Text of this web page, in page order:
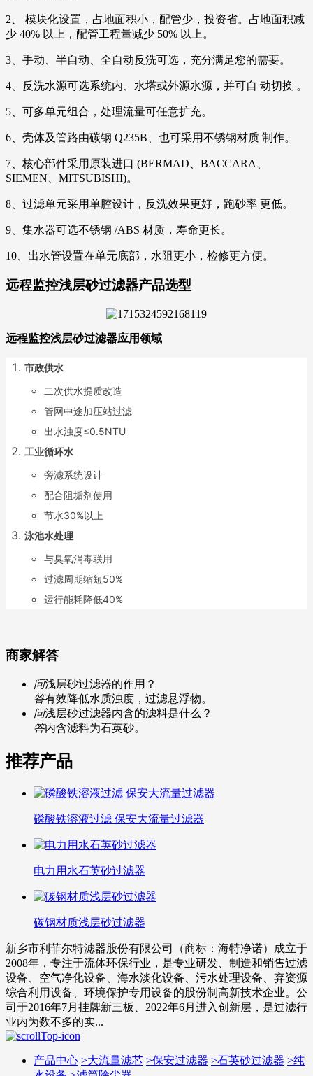
2、 模块化设置，占地面积小，配管少，投资省。占地面积减
少 40% 以上，配管工程量减少 50% 以上。
3、手动、半自动、全自动反洗可选，充分满足您的需要。
4、反洗水源可选系统内、水塔或外源水源，并可自 动切换 。
5、可多单元组合，处理流量可任意扩充。
6、壳体及管路由碳钢 Q235B、也可采用不锈钢材质 制作。
7、核心部件采用原装进口 (BERMAD、BACCARA、
SIEMEN、MITSUBISHI)。
8、过滤单元采用单腔设计，反洗效果更好，跑砂率 更低。
9、集水器可选不锈钢 /ABS 材质，寿命更长。
10、出水管设置在单元底部，水阻更小，检修更方便。
远程监控浅层砂过滤器产品选型
远程监控浅层砂过滤器应用领域
市政供水
二次供水提质改造
管网中途加压站过滤
出水浊度≤0.5NTU
工业循环水
旁滤系统设计
配合阻垢剂使用
节水30%以上
泳池水处理
与臭氧消毒联用
过滤周期缩短50%
运行能耗降低40%
商家解答
问浅层砂过滤器的作用？
答有效降低水质浊度，过滤悬浮物。
问浅层砂过滤器内含的滤料是什么？
答内含滤料为石英砂。
推荐产品
磷酸铁溶液过滤 保安大流量过滤器
电力用水石英砂过滤器
碳钢材质浅层砂过滤器
新乡市利菲尔特滤器股份有限公司（商标：海特净诺）成立于
2008年，专注于流体环保行业，是专业研发、制造和销售过滤
设备、空气净化设备、海水淡化设备、污水处理设备、弃资源
综合利用设备、环境保护专用设备的股份制高新技术企业。公
司于2016年7月挂牌新三板、2022年6月进入创新层，是过滤行
业内为数不多的实...
产品中心 >大流量滤芯 >保安过滤器 >石英砂过滤器 >纯